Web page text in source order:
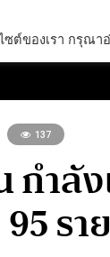
137
กำลั
ราย
ซต์ของเรา กรุณ